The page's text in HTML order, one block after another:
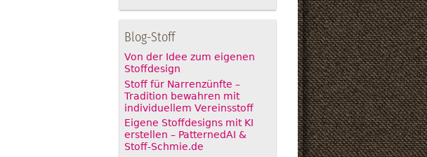
Blog-Stoff
Von der Idee zum eigenen
Stoffdesign
Stoff für Narrenzünfte –
Tradition bewahren mit
individuellem Vereinsstoff
Eigene Stoffdesigns mit KI
erstellen – PatternedAI &
Stoff-Schmie.de